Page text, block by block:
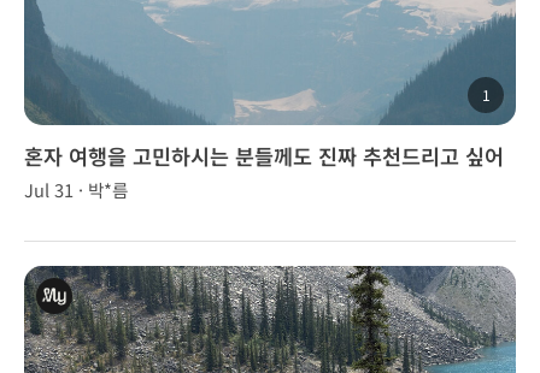
1
혼자 여행을 고민하시는 분들께도 진짜 추천드리고 싶어
요! 좋은 추억 만들어주셔서 감사합니다😊🌟
Jul 31 · 박*름